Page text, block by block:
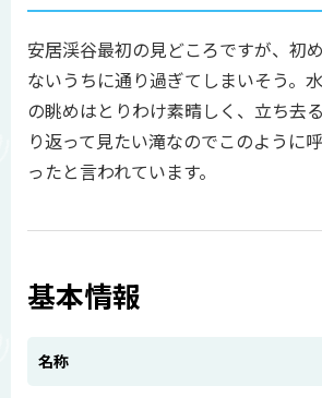
安居渓谷最初の見どころですが、初
ないうちに通り過ぎてしまいそう。
の眺めはとりわけ素晴しく、立ち去
り返って見たい滝なのでこのように
ったと言われています。
基本情報
名称